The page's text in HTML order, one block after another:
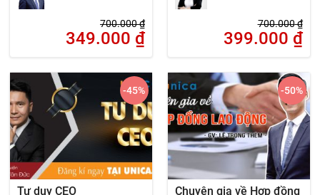
700.000₫
349.000 ₫
700.000₫
399.000 ₫
Tư duy CEO
-45%
Chuyên gia về Hợp đồng
-50%